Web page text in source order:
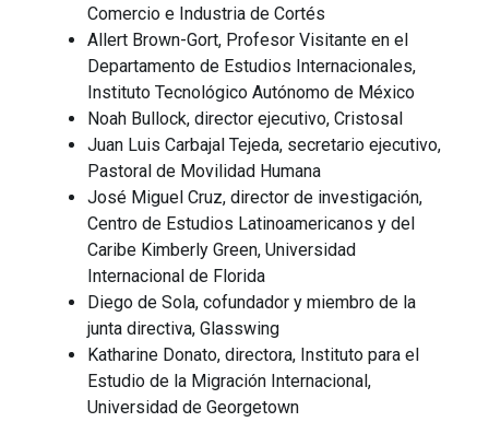
Comercio e Industria de Cortés
Allert Brown-Gort, Profesor Visitante en el
Departamento de Estudios Internacionales,
Instituto Tecnológico Autónomo de México
Noah Bullock, director ejecutivo, Cristosal
Juan Luis Carbajal Tejeda, secretario ejecutivo,
Pastoral de Movilidad Humana
José Miguel Cruz, director de investigación,
Centro de Estudios Latinoamericanos y del
Caribe Kimberly Green, Universidad
Internacional de Florida
Diego de Sola, cofundador y miembro de la
junta directiva, Glasswing
Katharine Donato, directora, Instituto para el
Estudio de la Migración Internacional,
Universidad de Georgetown